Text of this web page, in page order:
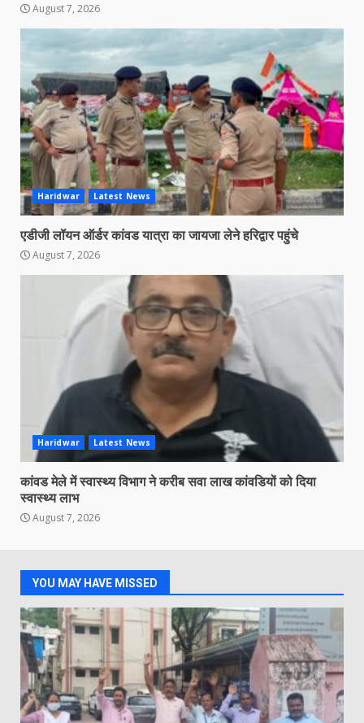
August 7, 2026
Haridwar Latest News
एडीजी लॉयन ऑर्डर कांवड यात्रा का जायजा लेने हरिद्वार पहुंचे
August 7, 2026
Haridwar Latest News
कांवड मेले में स्वास्थ्य विभाग ने करीब सवा लाख कांवडियों को दिया
स्वास्थ्य लाभ
August 7, 2026
YOU MAY HAVE MISSED